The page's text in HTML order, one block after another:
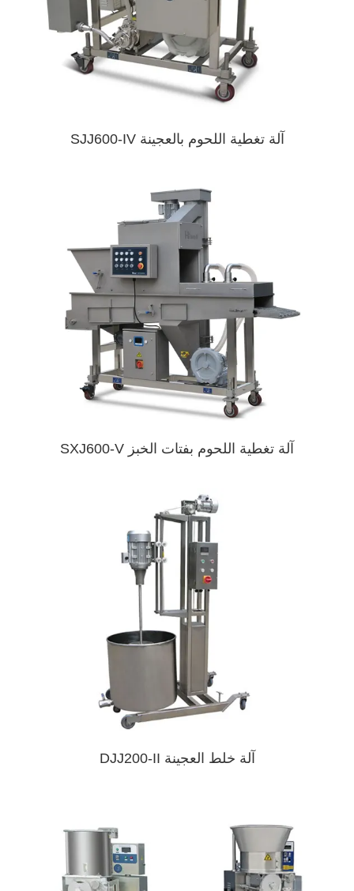
آلة تغطية اللحوم بالعجينة SJJ600-IV
آلة تغطية اللحوم بفتات الخبز SXJ600-V
آلة خلط العجينة DJJ200-II